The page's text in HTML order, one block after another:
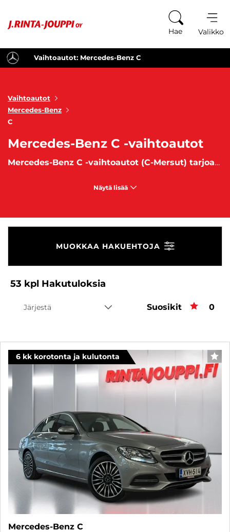
Hae Valikko
Vaihtoautot: Mercedes-Benz C
Vaihtoautot
Mercedes-Benz
C
Mercedes-Benz C -vaihtoautot
Mercedes-Benz C -vaihtoautot (C-Mersut) tarjoavat hienostuneen ajokokemuksen
Näytä lisää
MUOKKAA HAKUEHTOJA
53 kpl Hakutuloksia
Järjestä Suosikit 0
6 kk korotonta ja kulutonta
Mercedes-Benz C